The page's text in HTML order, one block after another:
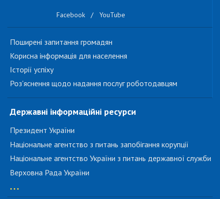
Facebook / YouTube
Поширені запитання громадян
Корисна інформація для населення
Історії успіху
Роз'яснення щодо надання послуг роботодавцям
Державні інформаційні ресурси
Президент України
Національне агентство з питань запобігання корупції
Національне агентство України з питань державної служби
Верховна Рада України
...